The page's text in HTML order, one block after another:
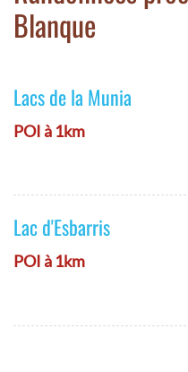
Blanque
Lacs de la Munia
POI à 1km
Lac d'Esbarris
POI à 1km